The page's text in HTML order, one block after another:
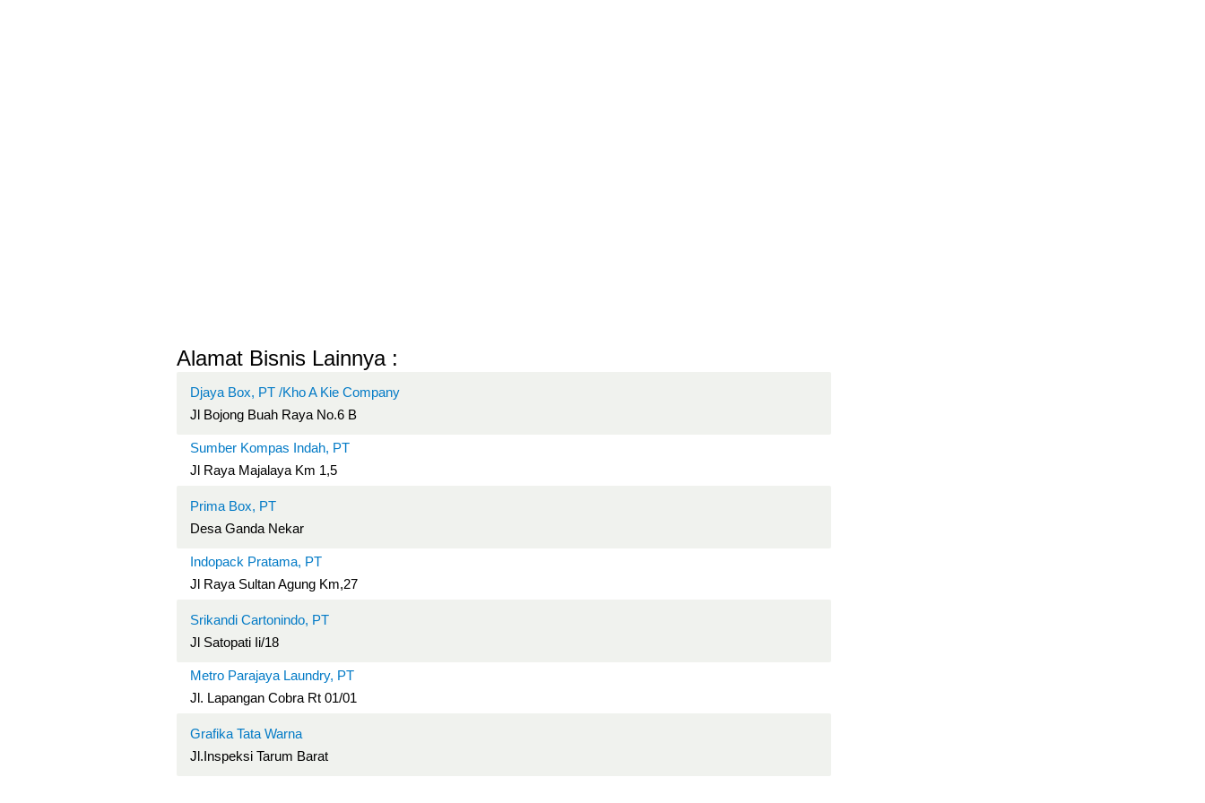
Alamat Bisnis Lainnya :
Djaya Box, PT /Kho A Kie Company
Jl Bojong Buah Raya No.6 B
Sumber Kompas Indah, PT
Jl Raya Majalaya Km 1,5
Prima Box, PT
Desa Ganda Nekar
Indopack Pratama, PT
Jl Raya Sultan Agung Km,27
Srikandi Cartonindo, PT
Jl Satopati Ii/18
Metro Parajaya Laundry, PT
Jl. Lapangan Cobra Rt 01/01
Grafika Tata Warna
Jl.Inspeksi Tarum Barat